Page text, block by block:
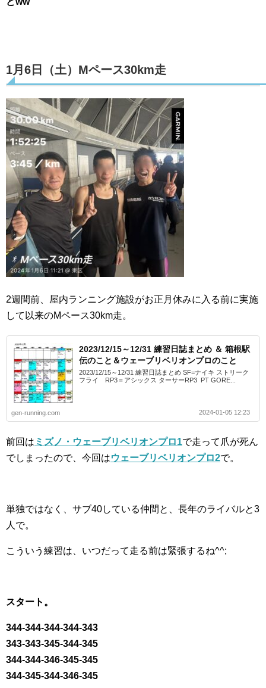
1月6日（土）Mペース30km走
2週間前、屋内ランニング施設がお正月休みに入る前に実施
して以来のMペース30km走。
2023/12/15～12/31 練習日誌まとめ ＆ 箱根駅
伝のこと＆ウェーブリベリオンプロのこと
2023/12/15～12/31 練習日誌まとめ SF=ナイキ ストリーク
フライ RP3＝アシックス ターサーRP3 PT GORE...
gen-running.com 2024-01-05 12:23
前回は ミズノ・ウェーブリベリオンプロ1で走って爪が死ん
でしまったので、今回はウェーブリベリオンプロ2で。
単独ではなく、サブ40している仲間と、長年のライバルと3
人で。
こういう練習は、いつだって走る前は緊張するね^^;
スタート。
344-344-344-344-343
343-343-345-344-345
344-344-346-345-345
344-345-344-346-345